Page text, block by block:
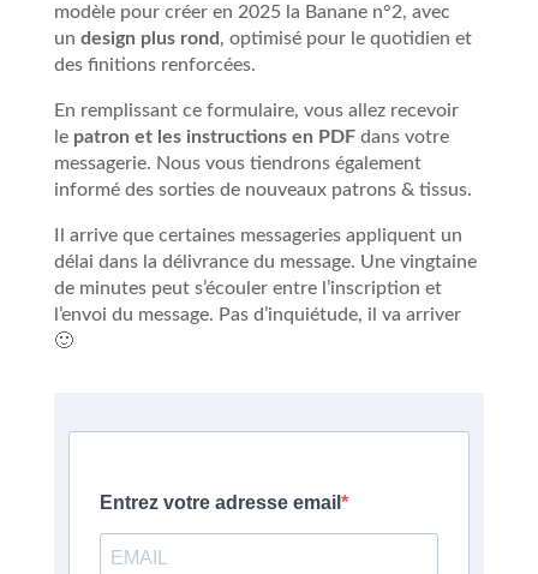
modèle pour créer en 2025 la Banane n°2, avec
un design plus rond , optimisé pour le quotidien et
des finitions renforcées.
En remplissant ce formulaire, vous allez recevoir
le patron et les instructions en PDFdans votre
messagerie. Nous vous tiendrons également
informé des sorties de nouveaux patrons & tissus.
Il arrive que certaines messageries appliquent un
délai dans la délivrance du message. Une vingtaine
de minutes peut s’écouler entre l’inscription et
l’envoi du message. Pas d’inquiétude, il va arriver
🙂
Entrez votre adresse email